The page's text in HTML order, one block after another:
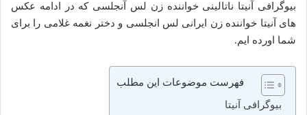
بیوگرافی آنیتا ناتالینی خواننده زن لس آنجلسی که در ادامه عکس
های آنیتا خواننده زن ایرانی لس انجلسی و دختر نغمه غلامی را برای
شما اورده ایم.
فهرست موضوعات این مطلب
بیوگرافی آنیتا